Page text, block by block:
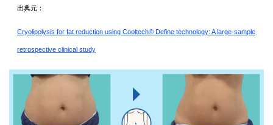
出典元：
Cryolipolysis for fat reduction using Cooltech® Define technology: A large-sample
retrospective clinical study